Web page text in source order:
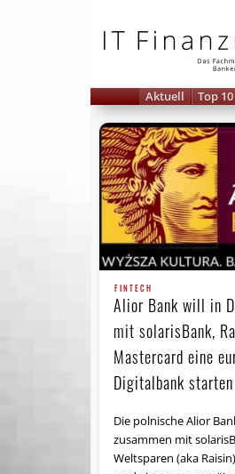
Aktuell Top 10
FINTECH
Alior Bank will in
mit solarisBank,
Mastercard eine
Digitalbank starten
Die polnische Alior
zusammen mit
Weltsparen (aka